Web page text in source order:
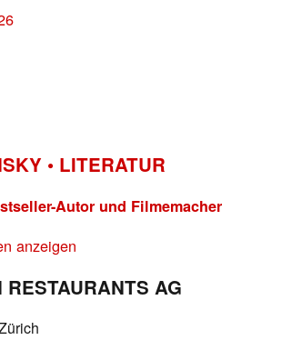
• LITERATUR
Autor und Filmemacher
anzeigen
AG